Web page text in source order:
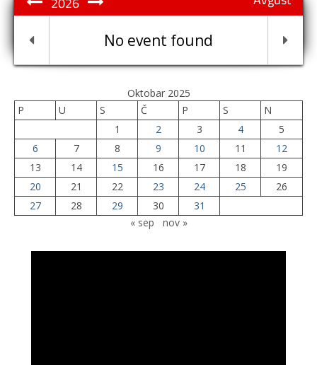
No event found
Oktobar 2025
P
U S Č P S
N
1
2 3 4
5
6
7 8 9 10 11
12
13
14 15 16 17 18
19
20
21 22 23 24 25
26
27
28 29 30
31
« sep
nov »